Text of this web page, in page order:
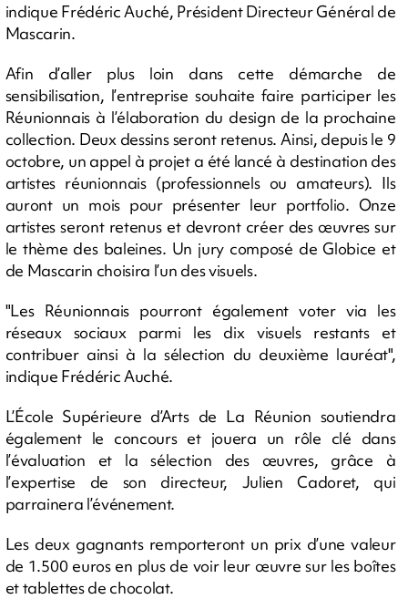
indique Frédéric Auché, Président Directeur Général de
Mascarin.
Afin d’aller plus loin dans cette démarche de
sensibilisation, l’entreprise souhaite faire participer les
Réunionnais à l’élaboration du design de la prochaine
collection. Deux dessins seront retenus. Ainsi, depuis le 9
octobre, un appel à projet a été lancé à destination des
artistes réunionnais (professionnels ou amateurs). Ils
auront un mois pour présenter leur portfolio. Onze
artistes seront retenus et devront créer des œuvres sur
le thème des baleines. Un jury composé de Globice et
de Mascarin choisira l’un des visuels.
"Les Réunionnais pourront également voter via les
réseaux sociaux parmi les dix visuels restants et
contribuer ainsi à la sélection du deuxième lauréat",
indique Frédéric Auché.
L’École Supérieure d’Arts de La Réunion soutiendra
également le concours et jouera un rôle clé dans
l’évaluation et la sélection des œuvres, grâce à
l’expertise de son directeur, Julien Cadoret, qui
parrainera l’événement.
Les deux gagnants remporteront un prix d’une valeur
de 1.500 euros en plus de voir leur œuvre sur les boîtes
et tablettes de chocolat.